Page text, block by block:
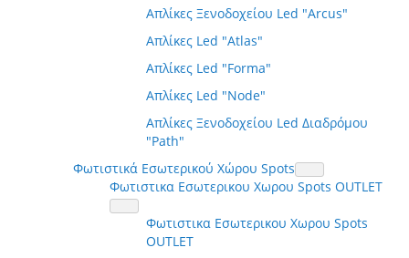
Απλίκες Ξενοδοχείου Led "Arcus"
Απλίκες Led "Atlas"
Απλίκες Led "Forma"
Απλίκες Led "Node"
Απλίκες Ξενοδοχείου Led Διαδρόμου
"Path"
Φωτιστικά Εσωτερικού Χώρου Spots
Φωτιστικα Εσωτερικου Χωρου Spots OUTLET
Φωτιστικα Εσωτερικου Χωρου Spots
OUTLET